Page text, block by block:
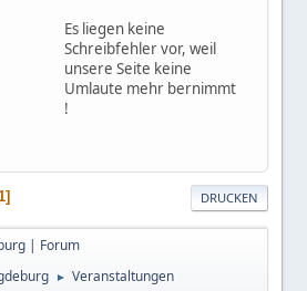
Es liegen keine
Schreibfehler vor, weil
unsere Seite keine
Umlaute mehr bernimmt
!
DRUCKEN
| Forum
► Veranstaltungen